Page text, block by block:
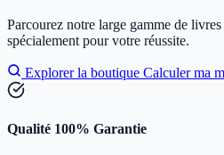
Parcourez notre large gamme de
spécialement pour votre réussite.
Explorer la boutique Calculer ma
Qualité 100% Garantie